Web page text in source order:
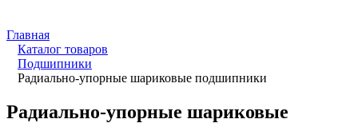
Главная
Каталог товаров
Подшипники
Радиально-упорные шариковые подшипники
Радиально-упорные шариковые